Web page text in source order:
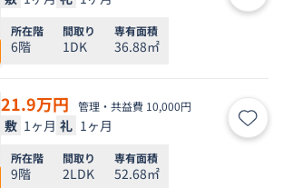
所在階
6階
間取り
1DK
専有面積
36.88㎡
21.9万円 管理・共益費 10,000円
敷 1ヶ月 礼 1ヶ月 お気
所在階
9階
間取り
2LDK
専有面積
52.68㎡